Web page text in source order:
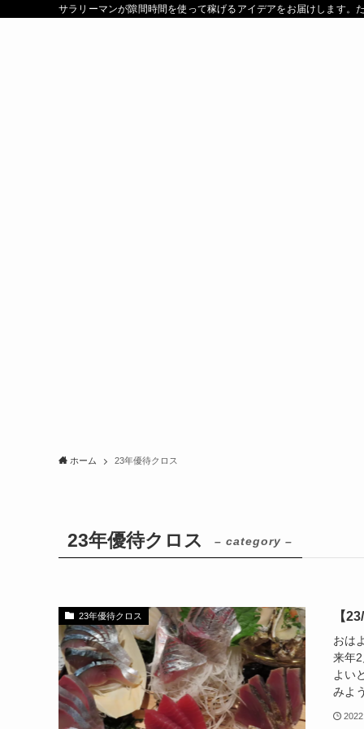
サラリーマンが隙間時間を使って稼げるアイデアをお届けします。
ホーム 23年優待クロス
23年優待クロス – category –
23年優待クロス 【
おは
来年
よい
みよ